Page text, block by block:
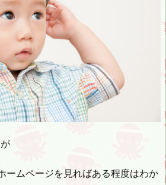
ームページを見ればある程度はわか